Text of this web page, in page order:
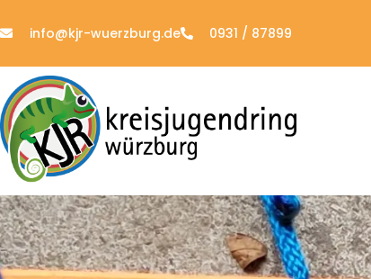
info@kjr-wuerzburg.de 0931 / 87899